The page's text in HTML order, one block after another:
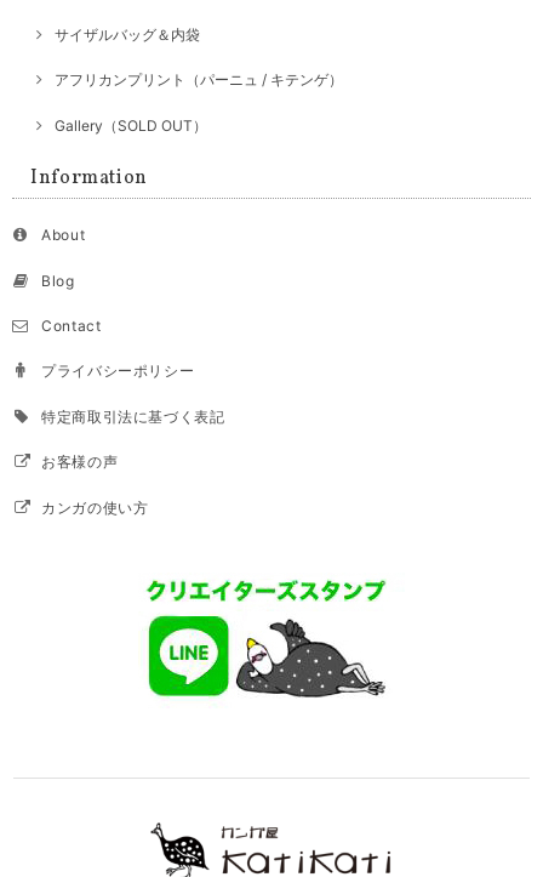
サイザルバッグ＆内袋
アフリカンプリント（パーニュ / キテンゲ）
Gallery（SOLD OUT）
Information
About
Blog
Contact
プライバシーポリシー
特定商取引法に基づく表記
お客様の声
カンガの使い方